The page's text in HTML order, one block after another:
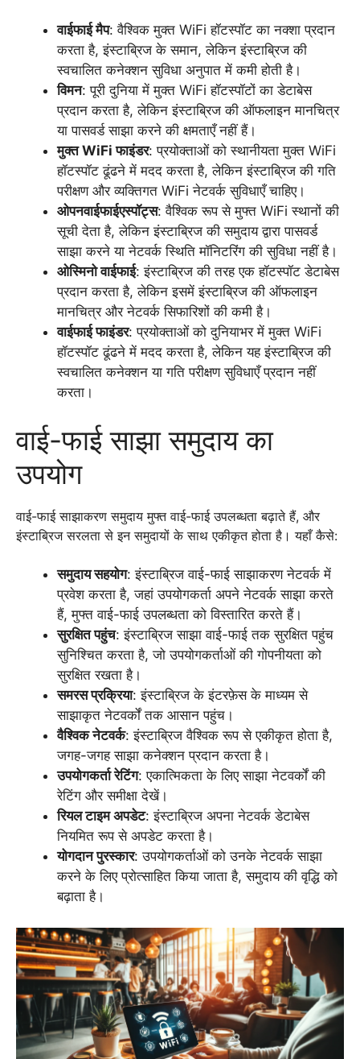
वाईफाई मैप: वैश्विक मुक्त WiFi हॉटस्पॉट का नक्शा प्रदान
करता है, इंस्टाब्रिज के समान, लेकिन इंस्टाब्रिज की
स्वचालित कनेक्शन सुविधा अनुपात में कमी होती है।
विमन: पूरी दुनिया में मुक्त WiFi हॉटस्पॉटों का डेटाबेस
प्रदान करता है, लेकिन इंस्टाब्रिज की ऑफलाइन मानचित्र
या पासवर्ड साझा करने की क्षमताएँ नहीं हैं।
मुक्त WiFi फाइंडर: प्रयोक्ताओं को स्थानीयता मुक्त WiFi
हॉटस्पॉट ढूंढने में मदद करता है, लेकिन इंस्टाब्रिज की गति
परीक्षण और व्यक्तिगत WiFi नेटवर्क सुविधाएँ चाहिए।
ओपनवाईफाईएस्पॉट्स: वैश्विक रूप से मुफ्त WiFi स्थानों की
सूची देता है, लेकिन इंस्टाब्रिज की समुदाय द्वारा पासवर्ड
साझा करने या नेटवर्क स्थिति मॉनिटरिंग की सुविधा नहीं है।
ओस्मिनो वाईफाई: इंस्टाब्रिज की तरह एक हॉटस्पॉट डेटाबेस
प्रदान करता है, लेकिन इसमें इंस्टाब्रिज की ऑफलाइन
मानचित्र और नेटवर्क सिफारिशों की कमी है।
वाईफाई फाइंडर: प्रयोक्ताओं को दुनियाभर में मुक्त WiFi
हॉटस्पॉट ढूंढने में मदद करता है, लेकिन यह इंस्टाब्रिज की
स्वचालित कनेक्शन या गति परीक्षण सुविधाएँ प्रदान नहीं
करता।
वाई-फाई साझा समुदाय का
उपयोग
वाई-फाई साझाकरण समुदाय मुफ्त वाई-फाई उपलब्धता बढ़ाते हैं, और
इंस्टाब्रिज सरलता से इन समुदायों के साथ एकीकृत होता है। यहाँ कैसे:
समुदाय सहयोग: इंस्टाब्रिज वाई-फाई साझाकरण नेटवर्क में
प्रवेश करता है, जहां उपयोगकर्ता अपने नेटवर्क साझा करते
हैं, मुफ्त वाई-फाई उपलब्धता को विस्तारित करते हैं।
सुरक्षित पहुंच: इंस्टाब्रिज साझा वाई-फाई तक सुरक्षित पहुंच
सुनिश्चित करता है, जो उपयोगकर्ताओं की गोपनीयता को
सुरक्षित रखता है।
समरस प्रक्रिया: इंस्टाब्रिज के इंटरफ़ेस के माध्यम से
साझाकृत नेटवर्कों तक आसान पहुंच।
वैश्विक नेटवर्क: इंस्टाब्रिज वैश्विक रूप से एकीकृत होता है,
जगह-जगह साझा कनेक्शन प्रदान करता है।
उपयोगकर्ता रेटिंग: एकात्मिकता के लिए साझा नेटवर्कों की
रेटिंग और समीक्षा देखें।
रियल टाइम अपडेट: इंस्टाब्रिज अपना नेटवर्क डेटाबेस
नियमित रूप से अपडेट करता है।
योगदान पुरस्कार: उपयोगकर्ताओं को उनके नेटवर्क साझा
करने के लिए प्रोत्साहित किया जाता है, समुदाय की वृद्धि को
बढ़ाता है।